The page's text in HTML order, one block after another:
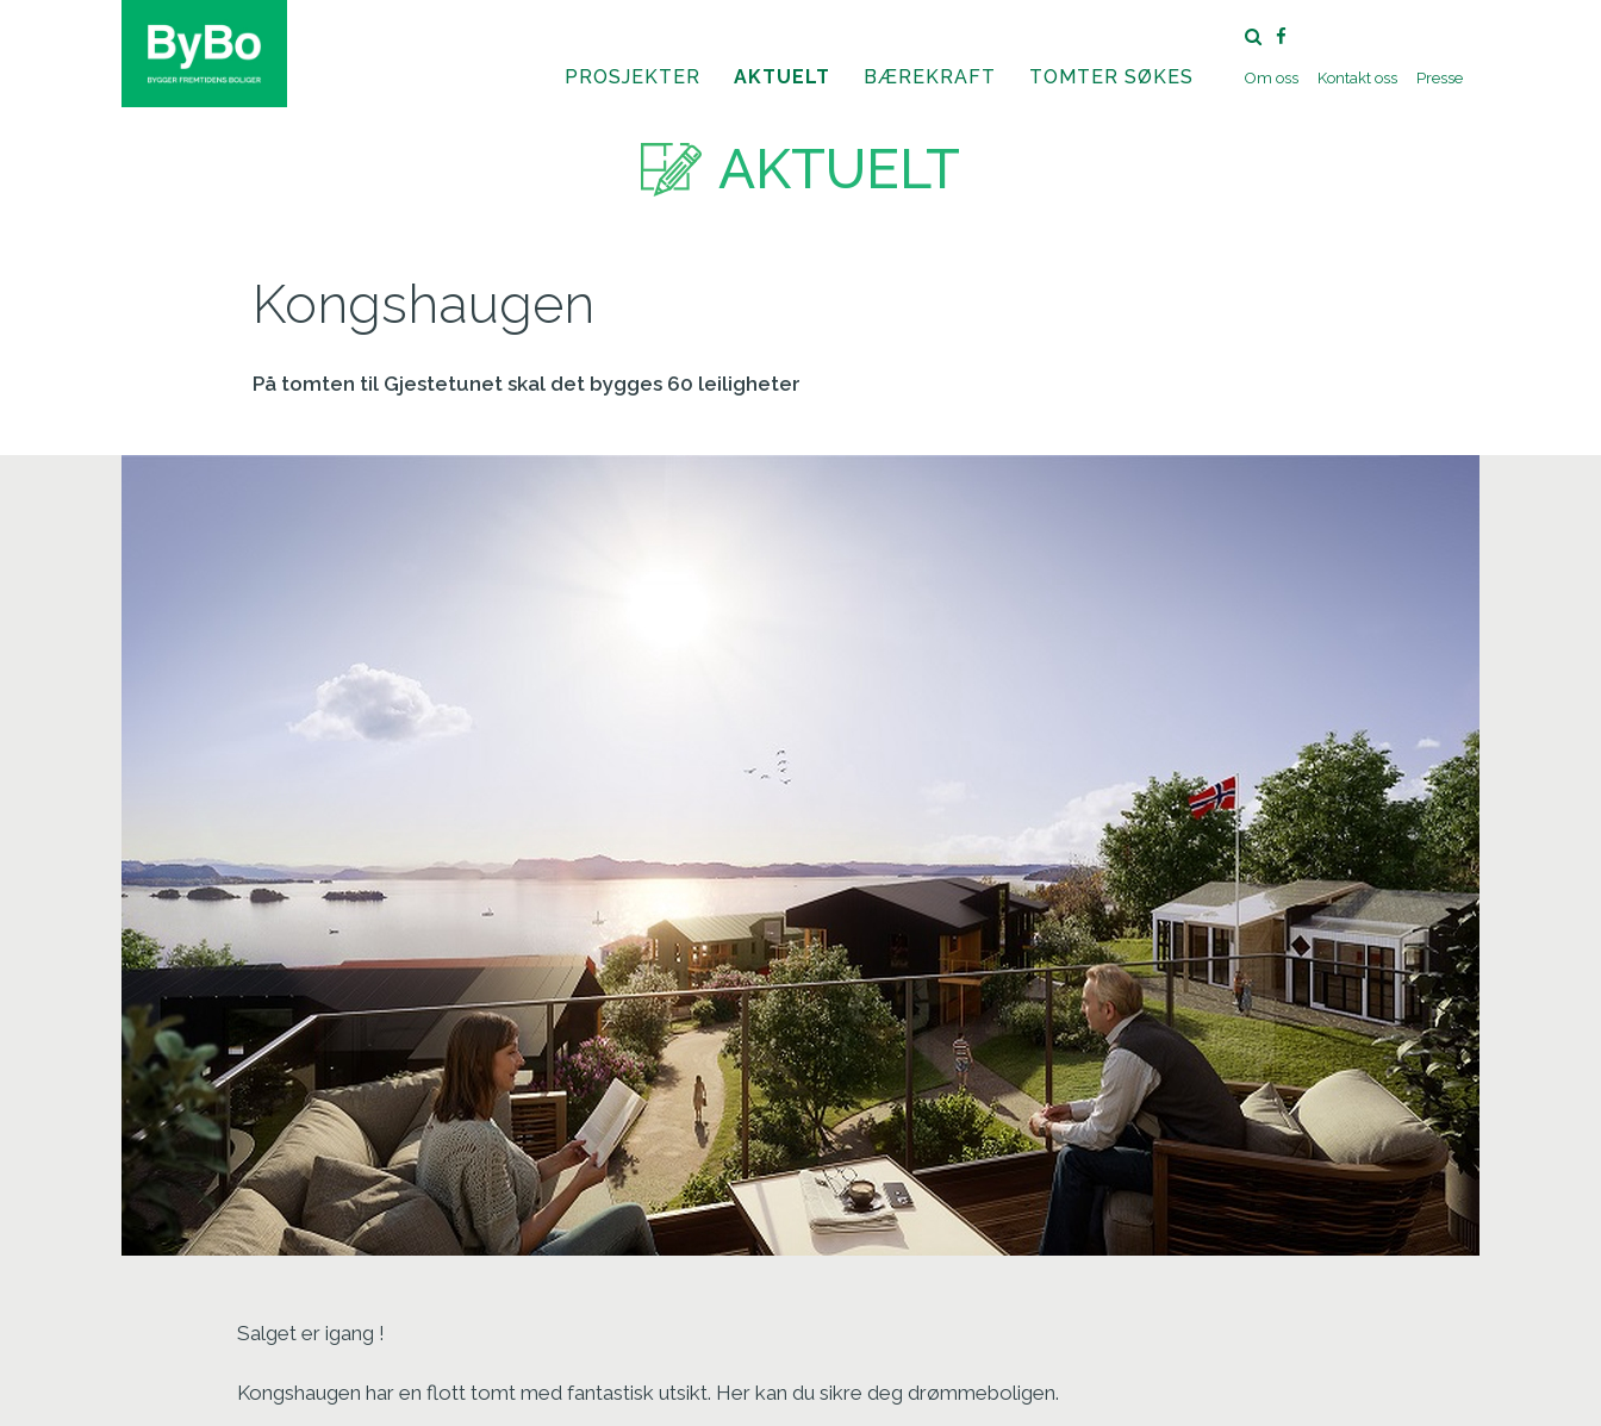
PROSJEKTER AKTUELT BÆREKRAFT TOMTER SØKES Om oss Kontakt oss Presse
AKTUELT
Kongshaugen
På tomten til Gjestetunet skal det bygges 60 leiligheter
Salget er igang !
Kongshaugen har en flott tomt med fantastisk utsikt. Her kan du sikre deg drømmeboligen.